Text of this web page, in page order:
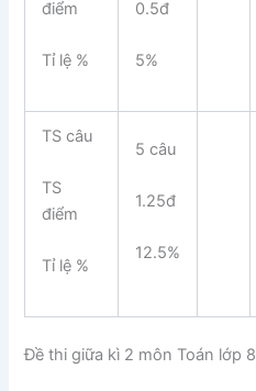
điểm
Tỉ lệ %
0.5đ
5%
TS câu
TS
điểm
Tỉ lệ %
5 câu
1.25đ
12.5%
Đề thi giữa kì 2 môn Toán lớp 8